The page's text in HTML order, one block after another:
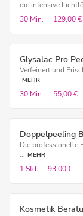
die intensive
30 Min.
129,00 €
Glysalac Pro
Verfeinert und
MEHR
30 Min. 55,00 €
Doppelpeeling
Die professionelle
... MEHR
1 Std. 93,00 €
Kosmetik